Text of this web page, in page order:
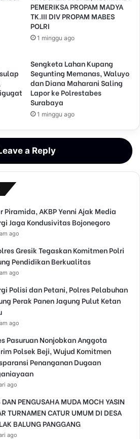
PEMERIKSA PROPAM MADYA
TK.III DIV PROPAM MABES
POLRI
1 minggu ago
Sengketa Lahan Kupang
Segunting Memanas, Waluyo
dan Diana Maharani Saling
Lapor ke Polrestabes
Surabaya
1 minggu ago
a Reply
Piramida, AKBP Yenni Ajak Media
Jaga Kondusivitas Bojonegoro
ago
Gresik Tegaskan Komitmen Polri
Pendidikan Berkualitas
ago
Polisi dan Petani, Polres Pelabuhan
Perak Panen Jagung Pulut Ketan
ago
Pasuruan Nonjobkan Anggota
Polsek Beji, Wujud Komitmen
Penanganan Dugaan
ago
DAN PENGUSAHA MUDA MOCH YASIN
TURNAMEN CATUR UMUM DI DESA
BALUNG PANGGANG
ago